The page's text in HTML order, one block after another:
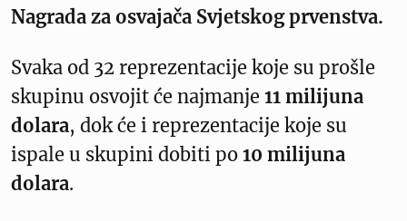
Nagrada za osvajača Svjetskog prvenstva.
Svaka od 32 reprezentacije koje su prošle
skupinu osvojit će najmanje 11 milijuna
dolara, dok će i reprezentacije koje su
ispale u skupini dobiti po 10 milijuna
dolara.